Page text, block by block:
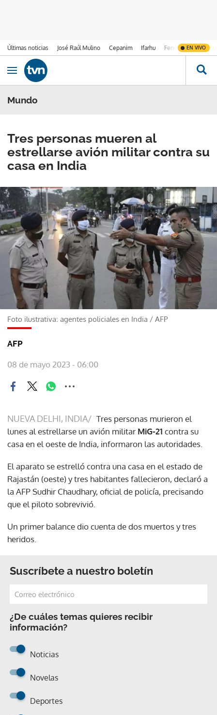
Últimas noticias José Raúl Mulino Cepanim Ifarhu Fenómeno de El
EN VIVO
Ir al contenido
Obrir navegació
Mundo
Tres personas mueren al
estrellarse avión militar contra su
casa en India
Foto ilustrativa: agentes policiales en India / AFP
AFP
08 de mayo 2023 - 06:00
NUEVA DELHI, INDIA/ Tres personas murieron el
lunes al estrellarse un avión militar MiG-21 contra su
casa en el oeste de India, informaron las autoridades.
El aparato se estrelló contra una casa en el estado de
Rajastán (oeste) y tres habitantes fallecieron, declaró a
la AFP Sudhir Chaudhary, oficial de policía, precisando
que el piloto sobrevivió.
Un primer balance dio cuenta de dos muertos y tres
heridos.
Suscríbete a nuestro boletín
¿De cuáles temas quieres recibir
información?
Noticias
Novelas
Deportes